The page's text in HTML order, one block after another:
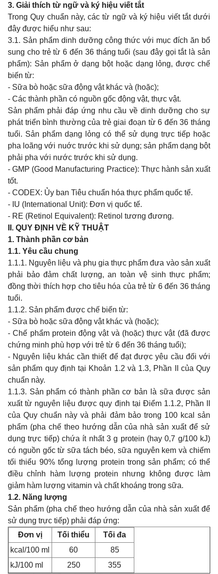
3. Giải thích từ ngữ và ký hiệu viết tắt
Trong Quy chuẩn này, các từ ngữ và ký hiệu viết tắt dưới
đây được hiểu như sau:
3.1. Sản phẩm dinh dưỡng công thức với mục đích ăn bổ
sung cho trẻ từ 6 đến 36 tháng tuổi (sau đây gọi tắt là sản
phẩm): Sản phẩm ở dạng bột hoặc dạng lỏng, được chế
biến từ:
- Sữa bò hoặc sữa động vật khác và (hoặc);
- Các thành phần có nguồn gốc động vật, thực vật.
Sản phẩm phải đáp ứng nhu cầu về dinh dưỡng cho sự
phát triển bình thường của trẻ giai đoạn từ 6 đến 36 tháng
tuổi. Sản phẩm dạng lỏng có thể sử dụng trực tiếp hoặc
pha loãng với nuớc trước khi sử dụng; sản phẩm dạng bột
phải pha với nước trước khi sử dụng.
- GMP (Good Manufacturing Practice): Thực hành sản xuất
tốt.
- CODEX: Ủy ban Tiêu chuẩn hóa thực phẩm quốc tế.
- IU (International Unit): Đơn vị quốc tế.
- RE (Retinol Equivalent): Retinol tương đương.
II. QUY ĐỊNH VỀ KỸ THUẬT
1. Thành phần cơ bản
1.1. Yêu cầu chung
1.1.1. Nguyên liệu và phụ gia thực phẩm đưa vào sản xuất
phải bảo đảm chất lượng, an toàn vệ sinh thực phẩm;
đồng thời thích hợp cho tiêu hóa của trẻ từ 6 đến 36 tháng
tuổi.
1.1.2. Sản phẩm được chế biến từ:
- Sữa bò hoặc sữa động vật khác và (hoặc);
- Chế phẩm protein động vật và (hoặc) thực vật (đã được
chứng minh phù hợp với trẻ từ 6 đến 36 tháng tuổi);
- Nguyên liệu khác cần thiết để đạt được yêu cầu đối với
sản phẩm quy định tại Khoản 1.2 và 1.3, Phần II của Quy
chuẩn này.
1.1.3. Sản phẩm có thành phần cơ bản là sữa được sản
xuất từ nguyên liệu được quy định tại Điểm 1.1.2, Phần II
của Quy chuẩn này và phải đảm bảo trong 100 kcal sản
phẩm (pha chế theo hướng dẫn của nhà sản xuất để sử
dụng trực tiếp) chứa ít nhất 3 g protein (hay 0,7 g/100 kJ)
có nguồn gốc từ sữa tách béo, sữa nguyên kem và chiếm
tối thiểu 90% tổng lượng protein trong sản phẩm; có thể
điều chỉnh hàm lượng protein nhưng không được làm
giảm hàm lượng vitamin và chất khoáng trong sữa.
1.2. Năng lượng
Sản phẩm (pha chế theo hướng dẫn của nhà sản xuất để
sử dụng trực tiếp) phải đáp ứng:
Đơn vị
Tối thiểu
Tối đa
kcal/100 ml
60
85
kJ/100 ml
250
355